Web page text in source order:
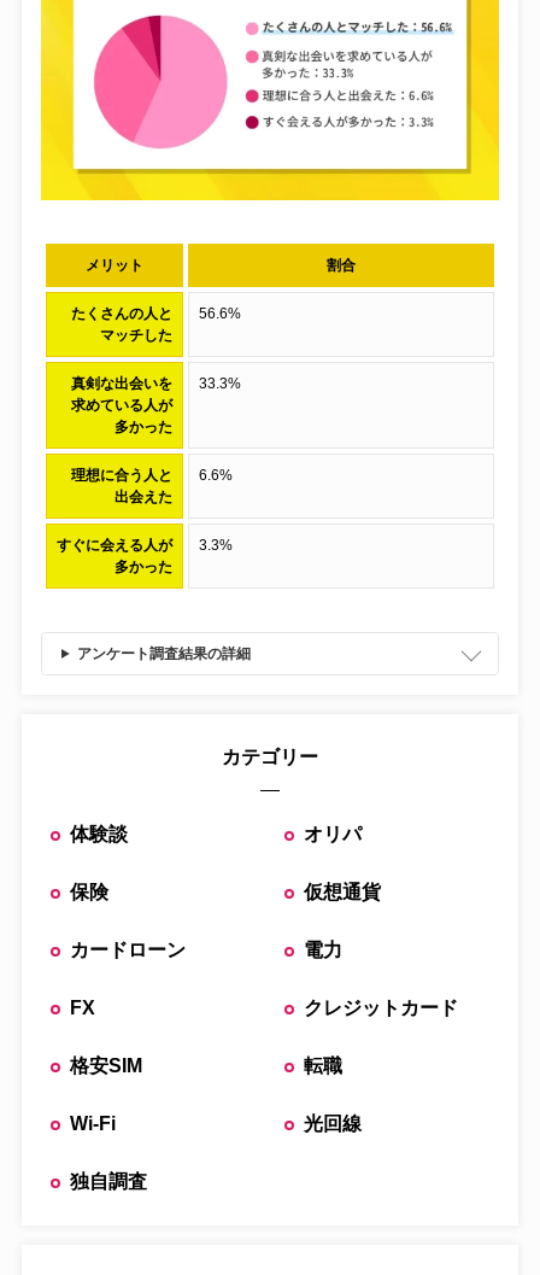
メリット 割合
たくさんの人と
マッチした
56.6%
真剣な出会いを
求めている人が
多かった
33.3%
理想に合う人と
出会えた
6.6%
すぐに会える人が
多かった
3.3%
アンケート調査結果の詳細
カテゴリー
体験談 オリパ
保険 仮想通貨
カードローン 電力
FX クレジットカード
格安SIM 転職
Wi-Fi 光回線
独自調査